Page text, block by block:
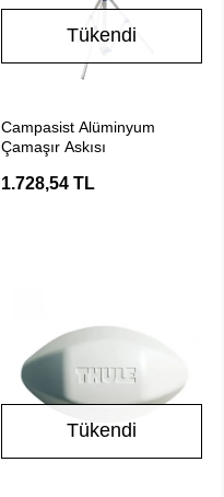
Tükendi
Campasist Alüminyum
Çamaşır Askısı
1.728,54 TL
Tükendi